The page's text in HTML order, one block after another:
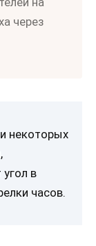
через
некоторых
в
часов.